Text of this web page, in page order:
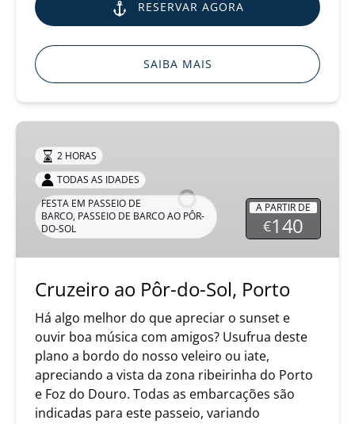
RESERVAR AGORA
SAIBA MAIS
Cruzeiro
Pôr-
Sol,
Porto
A PARTIR DE
€140
2 HORAS
TODAS AS IDADES
FESTA EM PASSEIO DE
BARCO, PASSEIO DE BARCO AO PÔR-
DO-SOL
Cruzeiro ao Pôr-do-Sol, Porto
Há algo melhor do que apreciar o sunset e
ouvir boa música com amigos? Usufrua deste
plano a bordo do nosso veleiro ou iate,
apreciando a vista da zona ribeirinha do Porto
e Foz do Douro. Todas as embarcações são
indicadas para este passeio, variando